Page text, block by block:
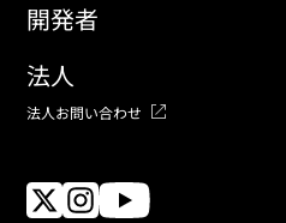
開発者
法人
法人お問い合わせ